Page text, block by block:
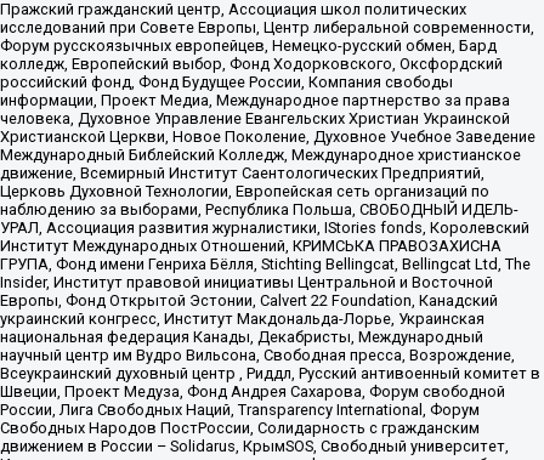
Пражский гражданский центр, Ассоциация школ политических
исследований при Совете Европы, Центр либеральной современности,
Форум русскоязычных европейцев, Немецко-русский обмен, Бард
колледж, Европейский выбор, Фонд Ходорковского, Оксфордский
российский фонд, Фонд Будущее России, Компания свободы
информации, Проект Медиа, Международное партнерство за права
человека, Духовное Управление Евангельских Христиан Украинской
Христианской Церкви, Новое Поколение, Духовное Учебное Заведение
Международный Библейский Колледж, Международное христианское
движение, Всемирный Институт Саентологических Предприятий,
Церковь Духовной Технологии, Европейская сеть организаций по
наблюдению за выборами, Республика Польша, СВОБОДНЫЙ ИДЕЛЬ-
УРАЛ, Ассоциация развития журналистики, IStories fonds, Королевский
Институт Международных Отношений, КРИМСЬКА ПРАВОЗАХИСНА
ГРУПА, Фонд имени Генриха Бёлля, Stichting Bellingcat, Bellingcat Ltd, The
Insider, Институт правовой инициативы Центральной и Восточной
Европы, Фонд Открытой Эстонии, Calvert 22 Foundation, Канадский
украинский конгресс, Институт Макдональда-Лорье, Украинская
национальная федерация Канады, Декабристы, Международный
научный центр им Вудро Вильсона, Свободная пресса, Возрождение,
Всеукраинский духовный центр , Риддл, Русский антивоенный комитет в
Швеции, Проект Медуза, Фонд Андрея Сахарова, Форум свободной
России, Лига Свободных Наций, Transparеncy International, Форум
Свободных Народов ПостРоссии, Солидарность с гражданским
движением в России – Solidarus, КрымSOS, Свободный университет,